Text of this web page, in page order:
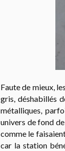
Faute de mieux,
gris, déshabillés
métalliques,
univers de fond
comme le
car la station